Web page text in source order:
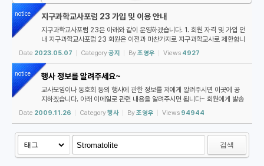
notice 지구과학교사포럼 23 가입 및 이용 안내
지구과학교사포럼 23은 아래와 같이 운영하겠습니다. 1. 회원 자격 및 가입 안
내 지구과학교사포럼 23 회원은 이전과 마찬가지로 지구과학교사로 제한합니
다. 가입하시려는 분은 아래 절차에 따라 주세요: 1. 아이디 생성을 클릭하여
아이디를 만들고 로그인합...
Date 2023.05.07 Category공지 By조영우 Views 4927
notice 행사 정보를 알려주세요~
교사모임이나 동호회 등의 행사에 관한 정보를 저에게 알려주시면 이곳에 공
지하겠습니다. 아래 이메일로 관련 내용을 알려주시면 됩니다~ 회원에게 발송
하는 전체 메일에 끼워 넣어 주세요~ demishrain@gmail.com
Date 2009.11.26 Category행사 By조영우 Views 94944
검색